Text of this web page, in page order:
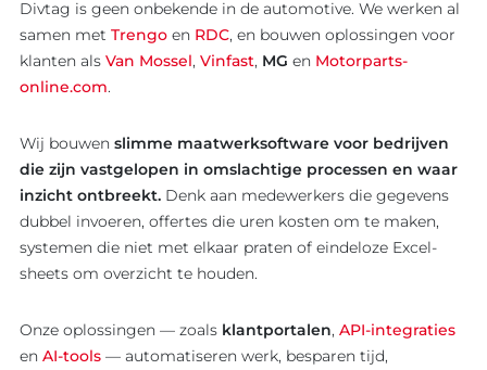
Divtag is geen onbekende in de automotive. We werken al
samen met Trengo en RDC, en bouwen oplossingen voor
klanten als Van Mossel, Vinfast, MG en Motorparts-
online.com.
Wij bouwen slimme maatwerksoftware voor bedrijven
die zijn vastgelopen in omslachtige processen en waar
inzicht ontbreekt. Denk aan medewerkers die gegevens
dubbel invoeren, offertes die uren kosten om te maken,
systemen die niet met elkaar praten of eindeloze Excel-
sheets om overzicht te houden.
Onze oplossingen — zoals klantportalen, API-integraties
en AI-tools — automatiseren werk, besparen tijd,